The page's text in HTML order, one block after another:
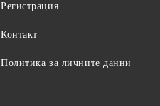
Регистрация
Контакт
Политика за личните данни